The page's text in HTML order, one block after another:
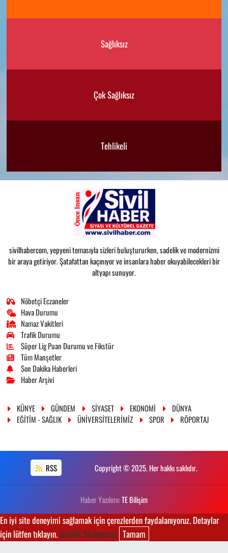
Sağlıksız
Çok Sağlıksız
Tehlikeli
sivilhabercom, yepyeni temasıyla sizleri buluştururken, sadelik ve modernizmi
bir araya getiriyor. Şatafattan kaçınıyor ve insanlara haber okuyabilecekleri bir
altyapı sunuyor.
Nöbetçi Eczaneler
Hava Durumu
Namaz Vakitleri
Trafik Durumu
Süper Lig Puan Durumu ve Fikstür
Tüm Manşetler
Son Dakika Haberleri
Haber Arşivi
KÜNYE GÜNDEM SİYASET EKONOMİ
DÜNYA
EĞİTİM - SAĞLIK
ÜNİVERSİTELERİMİZ SPOR RÖPORTAJ
RSS Copyright © 2025. Her hakkı saklıdır.
Haber Yazılımı:TE Bilişim
En iyi site deneyimi sağlamak için çerezlerden faydalanıyoruz. Detaylar
için lütfen tıklayın.Gizlilik Sözleşmesi Tamam